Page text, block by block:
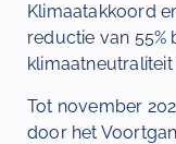
Klimaatakkoord
reductie van 55%
klimaatneutraliteit
Tot november
door het